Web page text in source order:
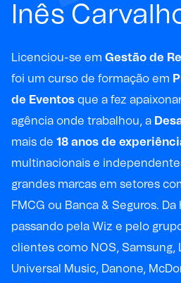
Inês
Licenciou-se em Gestão de
foi um curso de formação em
de Eventos que a fez
agência onde trabalhou, a
mais de 18 anos de
multinacionais e
grandes marcas em setores
FMCG ou Banca & Seguros. Da
passando pela Wiz e pelo
clientes como NOS, Samsung,
Universal Music, Danone,